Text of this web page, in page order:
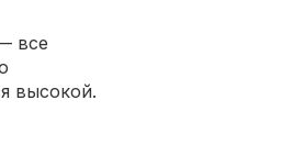
все
высокой.